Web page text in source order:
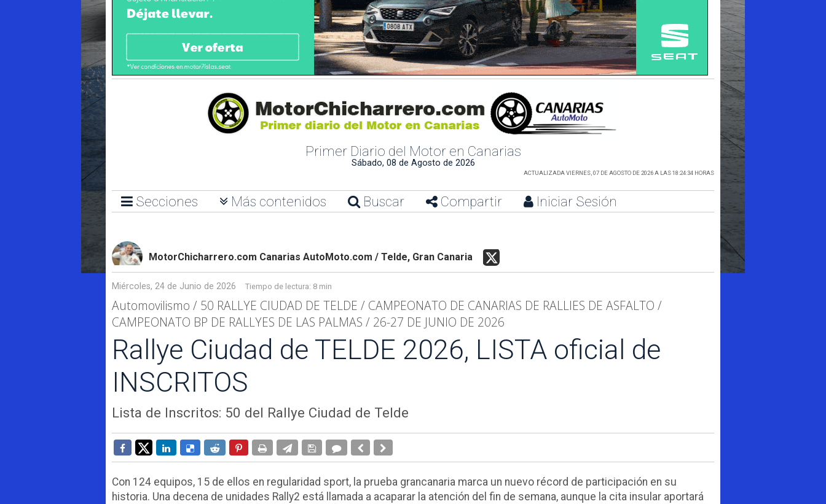
Primer Diario del Motor en Canarias
Sábado, 08 de Agosto de 2026
ACTUALIZADA VIERNES, 07 DE AGOSTO DE 2026 A LAS 18:24:34 HORAS
Secciones Más contenidos Buscar Compartir Iniciar Sesión
MotorChicharrero.com Canarias AutoMoto.com / Telde, Gran Canaria
Miércoles, 24 de Junio de 2026 Tiempo de lectura: 8 min
Automovilismo / 50 RALLYE CIUDAD DE TELDE / CAMPEONATO DE CANARIAS DE RALLIES DE ASFALTO /
CAMPEONATO BP DE RALLYES DE LAS PALMAS / 26-27 DE JUNIO DE 2026
Rallye Ciudad de TELDE 2026, LISTA oficial de
INSCRITOS
Lista de Inscritos: 50 del Rallye Ciudad de Telde
Con 124 equipos, 15 de ellos en regularidad sport, la prueba grancanaria marca un nuevo récord de participación en su
historia. Una decena de unidades Rally2 está llamada a acaparar la atención del fin de semana, aunque la cita insular aportará